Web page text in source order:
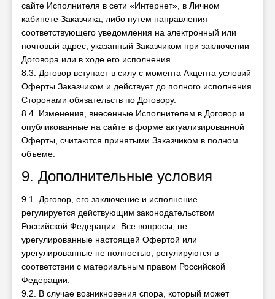
сайте Исполнителя в сети «Интернет», в Личном
кабинете Заказчика, либо путем направления
соответствующего уведомления на электронный или
почтовый адрес, указанный Заказчиком при заключении
Договора или в ходе его исполнения.
8.3. Договор вступает в силу с момента Акцепта условий
Оферты Заказчиком и действует до полного исполнения
Сторонами обязательств по Договору.
8.4. Изменения, внесенные Исполнителем в Договор и
опубликованные на сайте в форме актуализированной
Оферты, считаются принятыми Заказчиком в полном
объеме.
9. Дополнительные условия
9.1. Договор, его заключение и исполнение
регулируется действующим законодательством
Российской Федерации. Все вопросы, не
урегулированные настоящей Офертой или
урегулированные не полностью, регулируются в
соответствии с материальным правом Российской
Федерации.
9.2. В случае возникновения спора, который может